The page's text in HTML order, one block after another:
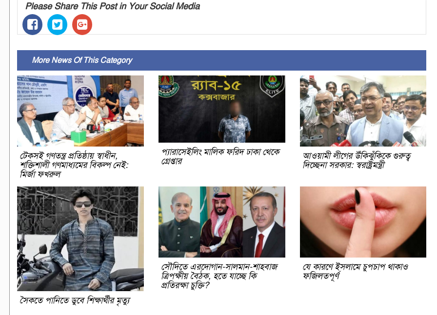
Please Share This Post in Your Social Media
More News Of This Category
টেকসই গণতন্ত্র প্রতিষ্ঠায় স্বাধীন,
শক্তিশালী গণমাধ্যমের বিকল্প নেই:
মির্জা ফখরুল
প্যারাসেইলিং মালিক ফরিদ ঢাকা থেকে
গ্রেপ্তার
আওয়ামী লীগের উঁকিঝুঁকিকে গুরুত্ব
দিচ্ছেনা সরকার: স্বরাষ্ট্রমন্ত্রী
সৈকতে পানিতে ডুবে শিক্ষার্থীর মৃত্যু
সৌদিতে এরদোগান-সালমান-শাহবাজ
ত্রিপক্ষীয় বৈঠক, হতে যাচ্ছে কি
প্রতিরক্ষা চুক্তি?
যে কারণে ইসলামে চুপচাপ থাকাও
ফজিলতপূর্ণ